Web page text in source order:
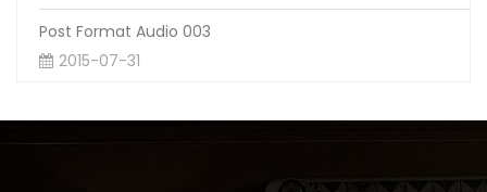
Post Format Audio 003
2015-07-31